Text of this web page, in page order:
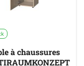
à chaussures